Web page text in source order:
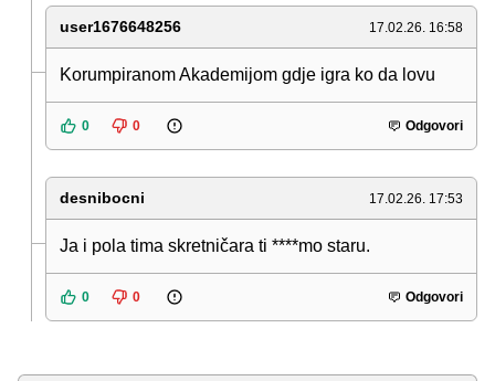
user1676648256 17.02.26. 16:58
Korumpiranom Akademijom gdje igra ko da lovu
0 0 Odgovori
desnibocni 17.02.26. 17:53
Ja i pola tima skretničara ti ****mo staru.
0 0 Odgovori